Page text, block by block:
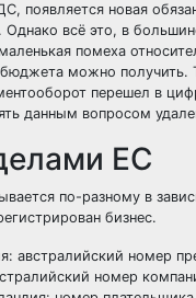
появляется новая
Однако всё это, в
помеха
можно получить.
перешел в
данным вопросом
ЕС
по-разному в
бизнес.
австралийский номер
номер